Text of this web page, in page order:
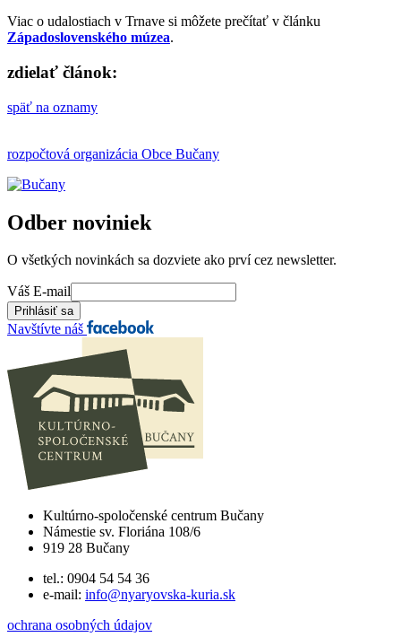
Viac o udalostiach v Trnave si môžete prečítať v článku
Západoslovenského múzea.
zdielať článok:
späť na oznamy
rozpočtová organizácia Obce Bučany
Odber noviniek
O všetkých novinkách sa dozviete ako prví cez newsletter.
Váš E-mail
Navštívte náš
Kultúrno-spoločenské centrum Bučany
Námestie sv. Floriána 108/6
919 28 Bučany
tel.: 0904 54 54 36
e-mail: info@nyaryovska-kuria.sk
ochrana osobných údajov